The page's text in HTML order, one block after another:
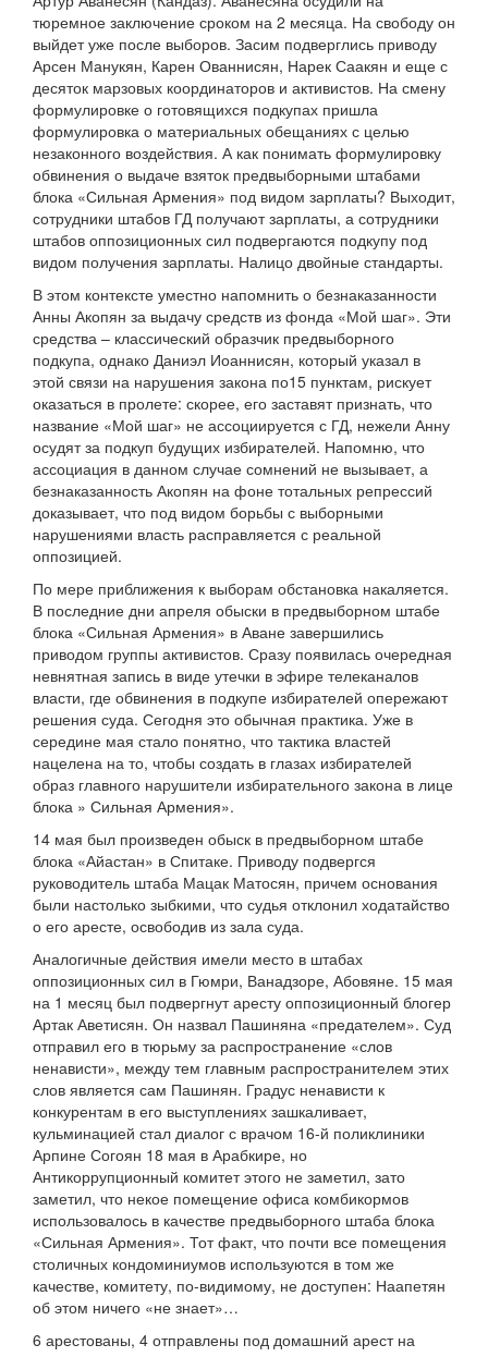
тюремное заключение сроком на 2 месяца. На свободу он
выйдет уже после выборов. Засим подверглись приводу
Арсен Манукян, Карен Ованнисян, Нарек Саакян и еще с
десяток марзовых координаторов и активистов. На смену
формулировке о готовящихся подкупах пришла
формулировка о материальных обещаниях с целью
незаконного воздействия. А как понимать формулировку
обвинения о выдаче взяток предвыборными штабами
блока «Сильная Армения» под видом зарплаты? Выходит,
сотрудники штабов ГД получают зарплаты, а сотрудники
штабов оппозиционных сил подвергаются подкупу под
видом получения зарплаты. Налицо двойные стандарты.
В этом контексте уместно напомнить о безнаказанности
Анны Акопян за выдачу средств из фонда «Мой шаг». Эти
средства – классический образчик предвыборного
подкупа, однако Даниэл Иоаннисян, который указал в
этой связи на нарушения закона по15 пунктам, рискует
оказаться в пролете: скорее, его заставят признать, что
название «Мой шаг» не ассоциируется с ГД, нежели Анну
осудят за подкуп будущих избирателей. Напомню, что
ассоциация в данном случае сомнений не вызывает, а
безнаказанность Акопян на фоне тотальных репрессий
доказывает, что под видом борьбы с выборными
нарушениями власть расправляется с реальной
оппозицией.
По мере приближения к выборам обстановка накаляется.
В последние дни апреля обыски в предвыборном штабе
блока «Сильная Армения» в Аване завершились
приводом группы активистов. Сразу появилась очередная
невнятная запись в виде утечки в эфире телеканалов
власти, где обвинения в подкупе избирателей опережают
решения суда. Сегодня это обычная практика. Уже в
середине мая стало понятно, что тактика властей
нацелена на то, чтобы создать в глазах избирателей
образ главного нарушители избирательного закона в лице
блока » Сильная Армения».
14 мая был произведен обыск в предвыборном штабе
блока «Айастан» в Спитаке. Приводу подвергся
руководитель штаба Мацак Матосян, причем основания
были настолько зыбкими, что судья отклонил ходатайство
о его аресте, освободив из зала суда.
Аналогичные действия имели место в штабах
оппозиционных сил в Гюмри, Ванадзоре, Абовяне. 15 мая
на 1 месяц был подвергнут аресту оппозиционный блогер
Артак Аветисян. Он назвал Пашиняна «предателем». Суд
отправил его в тюрьму за распространение «слов
ненависти», между тем главным распространителем этих
слов является сам Пашинян. Градус ненависти к
конкурентам в его выступлениях зашкаливает,
кульминацией стал диалог с врачом 16-й поликлиники
Арпине Согоян 18 мая в Арабкире, но
Антикоррупционный комитет этого не заметил, зато
заметил, что некое помещение офиса комбикормов
использовалось в качестве предвыборного штаба блока
«Сильная Армения». Тот факт, что почти все помещения
столичных кондоминиумов используются в том же
качестве, комитету, по-видимому, не доступен: Наапетян
об этом ничего «не знает»…
6 арестованы, 4 отправлены под домашний арест на